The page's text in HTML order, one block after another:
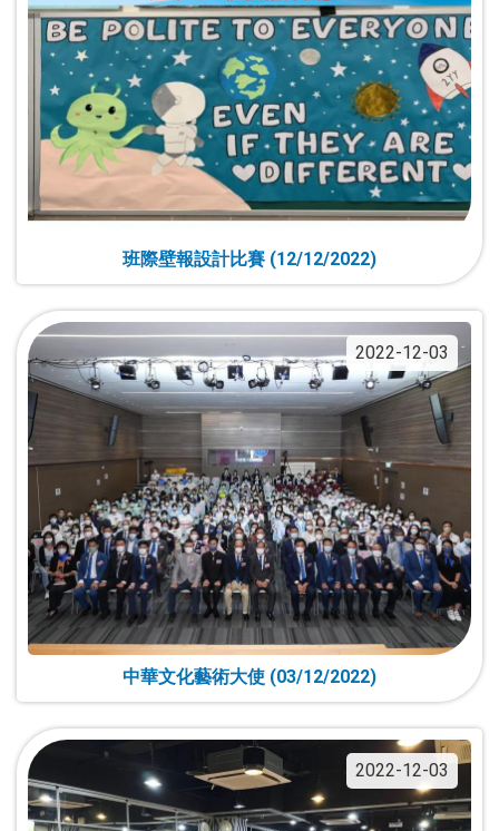
班際壁報設計比賽 (12/12/2022)
2022-12-03
中華文化藝術大使 (03/12/2022)
2022-12-03